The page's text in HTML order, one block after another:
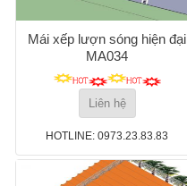
Mái xếp lượn sóng hiện đại
MA034
Liên hệ
HOTLINE: 0973.23.83.83